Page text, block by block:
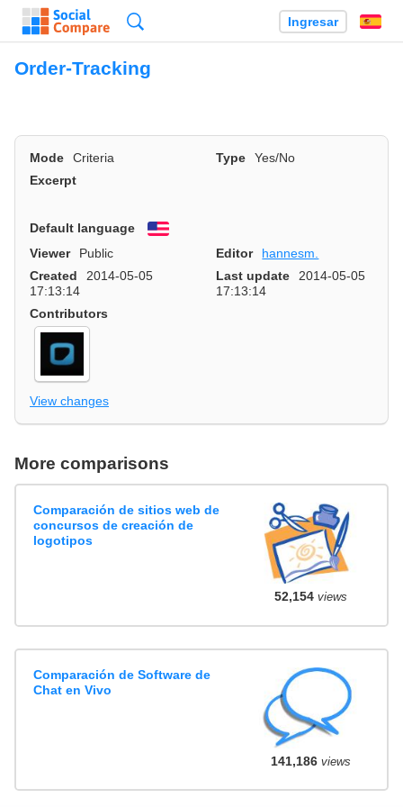
Ingresar
Order-Tracking
Mode Criteria Type
Yes/No
Excerpt
Default language
English
Viewer
Public Editor
hannesm.
Created
2014-05-05
17:13:14
Last update
2014-05-05
17:13:14
Contributors
View changes
More comparisons
Comparación de sitios web de
concursos de creación de
logotipos
52,154views
Comparación de Software de
Chat en Vivo
141,186views